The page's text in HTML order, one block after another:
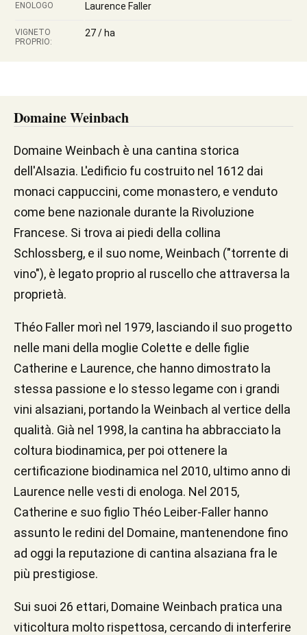
ENOLOGO Laurence Faller
VIGNETO
PROPRIO:
27 / ha
Domaine Weinbach
Domaine Weinbach è una cantina storica
dell'Alsazia. L'edificio fu costruito nel 1612 dai
monaci cappuccini, come monastero, e venduto
come bene nazionale durante la Rivoluzione
Francese. Si trova ai piedi della collina
Schlossberg, e il suo nome, Weinbach ("torrente di
vino"), è legato proprio al ruscello che attraversa la
proprietà.
Théo Faller morì nel 1979, lasciando il suo progetto
nelle mani della moglie Colette e delle figlie
Catherine e Laurence, che hanno dimostrato la
stessa passione e lo stesso legame con i grandi
vini alsaziani, portando la Weinbach al vertice della
qualità. Già nel 1998, la cantina ha abbracciato la
coltura biodinamica, per poi ottenere la
certificazione biodinamica nel 2010, ultimo anno di
Laurence nelle vesti di enologa. Nel 2015,
Catherine e suo figlio Théo Leiber-Faller hanno
assunto le redini del Domaine, mantenendone fino
ad oggi la reputazione di cantina alsaziana fra le
più prestigiose.
Sui suoi 26 ettari, Domaine Weinbach pratica una
viticoltura molto rispettosa, cercando di interferire